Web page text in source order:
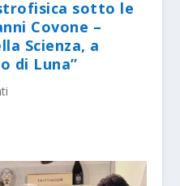
sotto le
Covone –
Scienza, a
di Luna”